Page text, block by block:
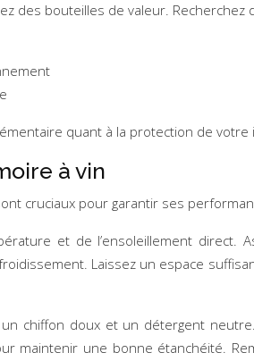
des bouteilles de valeur. Recherchez
quant à la protection de votre
à vin
cruciaux pour garantir ses
et de l’ensoleillement
Laissez un espace
un chiffon doux et un détergent
maintenir une bonne étanchéité.